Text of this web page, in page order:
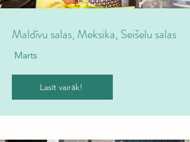
Maldīvu salas, Meksika, Seišelu salas
Marts
Lasīt vairāk!